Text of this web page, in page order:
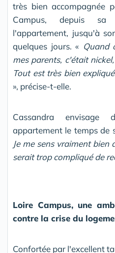
très bien accompagnée
Campus, depuis
l'appartement, jusqu'à
quelques jours. « Quand
mes parents, c'était
Tout est très bien
», précise-t-elle.
Cassandra
appartement le temps de
Je me sens vraiment
serait trop compliqué de
Loire Campus, une
contre la crise du
Confortée par l'excellent